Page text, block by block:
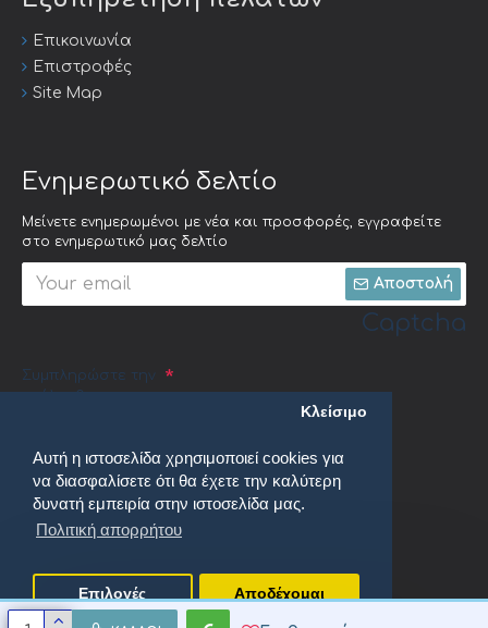
Αυτή η ιστοσελίδα χρησιμοποιεί cookies για
να διασφαλίσετε ότι θα έχετε την καλύτερη
δυνατή εμπειρία στην ιστοσελίδα μας.
Πολιτική απορρήτου
Κλείσιμο
Επιλογές Αποδέχομαι
Επικοινωνία
Επιστροφές
Site Map
Ενημερωτικό δελτίο
Μείνετε ενημερωμένοι με νέα και προσφορές, εγγραφείτε
στο ενημερωτικό μας δελτίο
Αποστολή
Captcha
Συμπληρώστε την
ακόλουθη
Πολιτική απορρήτου